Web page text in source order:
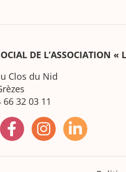
DE L’ASSOCIATION «
Clos du Nid
66 32 03 11